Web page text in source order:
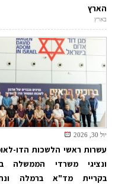
הארץ
בארץ
יול 30, 2026
עשרות ראשי הלשכות הדו-
ונציגי משרדי הממשלה
בקריית מד"א ברמלה